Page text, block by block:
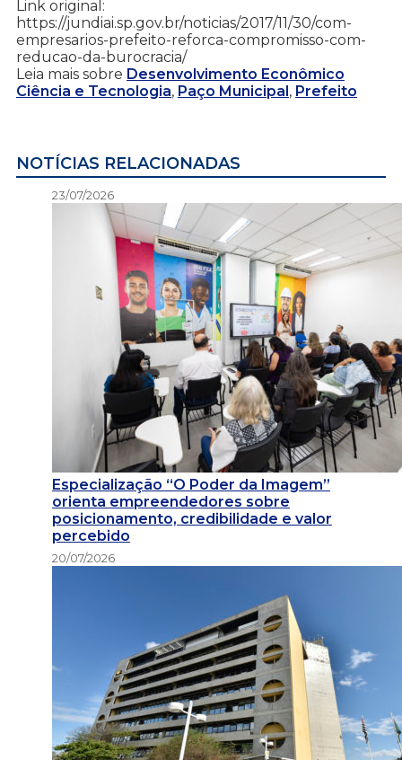
Link original:
https://jundiai.sp.gov.br/noticias/2017/11/30/com-
empresarios-prefeito-reforca-compromisso-com-
reducao-da-burocracia/
Leia mais sobre Desenvolvimento Econômico
Ciência e Tecnologia, Paço Municipal, Prefeito
NOTÍCIAS RELACIONADAS
23/07/2026
Especialização “O Poder da Imagem”
orienta empreendedores sobre
posicionamento, credibilidade e valor
percebido
20/07/2026